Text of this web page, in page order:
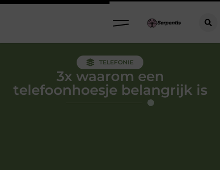
TELEFONIE
3x waarom een
telefoonhoesje belangrijk is